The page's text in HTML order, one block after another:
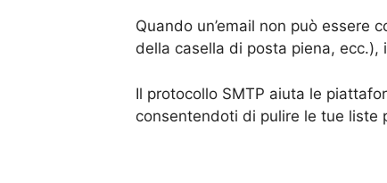
Quando un’email non può
della casella di posta piena,
Il protocollo SMTP aiuta le
consentendoti di pulire le tue liste